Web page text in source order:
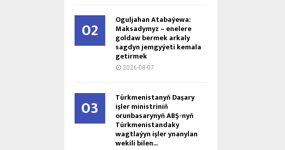
02 Oguljahan Atabaýewa:
Maksadymyz – enelere
goldaw bermek arkaly
sagdyn jemgyýeti kemala
getirmek
2026-08-07
03 Türkmenistanyň Daşary
işler ministriniň
orunbasarynyň ABŞ-nyň
Türkmenistandaky
wagtlaýyn işler ynanylan
wekili bilen...